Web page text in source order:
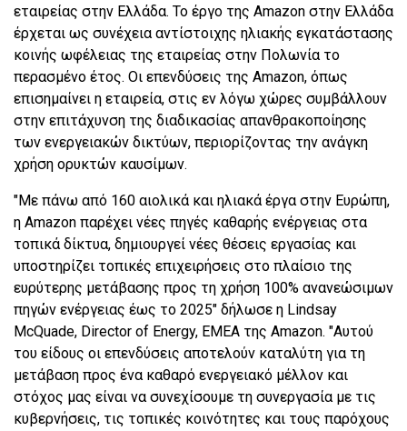
εταιρείας στην Ελλάδα. Το έργο της Amazon στην Ελλάδα
έρχεται ως συνέχεια αντίστοιχης ηλιακής εγκατάστασης
κοινής ωφέλειας της εταιρείας στην Πολωνία το
περασμένο έτος. Οι επενδύσεις της Amazon, όπως
επισημαίνει η εταιρεία, στις εν λόγω χώρες συμβάλλουν
στην επιτάχυνση της διαδικασίας απανθρακοποίησης
των ενεργειακών δικτύων, περιορίζοντας την ανάγκη
χρήση ορυκτών καυσίμων.
"Με πάνω από 160 αιολικά και ηλιακά έργα στην Ευρώπη,
η Amazon παρέχει νέες πηγές καθαρής ενέργειας στα
τοπικά δίκτυα, δημιουργεί νέες θέσεις εργασίας και
υποστηρίζει τοπικές επιχειρήσεις στο πλαίσιο της
ευρύτερης μετάβασης προς τη χρήση 100% ανανεώσιμων
πηγών ενέργειας έως το 2025" δήλωσε η Lindsay
McQuade, Director of Energy, EMEA της Amazon. "Αυτού
του είδους οι επενδύσεις αποτελούν καταλύτη για τη
μετάβαση προς ένα καθαρό ενεργειακό μέλλον και
στόχος μας είναι να συνεχίσουμε τη συνεργασία με τις
κυβερνήσεις, τις τοπικές κοινότητες και τους παρόχους